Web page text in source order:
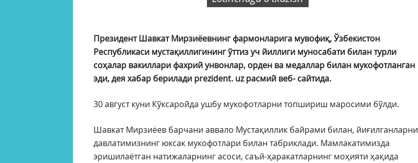
Президент Шавкат Мирзиёевнинг фармонларига мувофиқ, Ўзбекистон
Республикаси мустақиллигининг ўттиз уч йиллиги муносабати билан турли
соҳалар вакиллари фахрий унвонлар, орден ва медаллар билан мукофотланган
эди, дея хабар берилади prezident. uz расмий веб- сайтида.
30 август куни Кўксаройда ушбу мукофотларни топшириш маросими бўлди.
Шавкат Мирзиёев барчани аввало Мустақиллик байрами билан, йиғилганларни
давлатимизнинг юксак мукофотлари билан табриклади. Мамлакатимизда
эришилаётган натижаларнинг асоси, саъй-ҳаракатларнинг моҳияти ҳақида